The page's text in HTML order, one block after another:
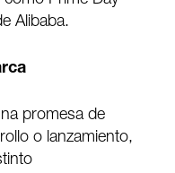
Alibaba.
promesa de
o lanzamiento,